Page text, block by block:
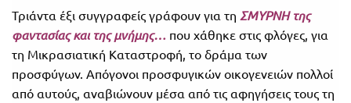
Τριάντα έξι συγγραφείς γράφουν για τη ΣΜΥΡΝΗ της
φαντασίας και της μνήμης… που χάθηκε στις φλόγες, για
τη Μικρασιατική Καταστροφή, το δράμα των
προσφύγων. Απόγονοι προσφυγικών οικογενειών πολλοί
από αυτούς, αναβιώνουν μέσα από τις αφηγήσεις τους τη